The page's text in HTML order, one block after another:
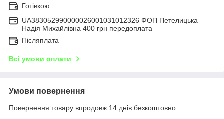
Готівкою
UA383052990000026001031012326 ФОП Петелицька
Надія Михайлівна 400 грн передоплата
Післяплата
Всі умови оплати
Умови повернення
Повернення товару впродовж 14 днів безкоштовно